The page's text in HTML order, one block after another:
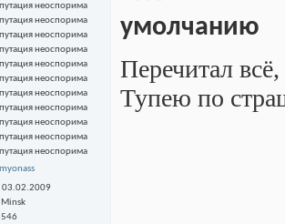
03.02.2009
Minsk
546
Перечитал
Тупею по